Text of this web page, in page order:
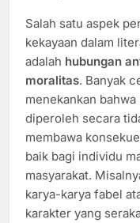
Salah satu aspek
kekayaan dalam
adalah hubungan
moralitas. Banyak
menekankan bahwa
diperoleh secara
membawa
baik bagi individu
masyarakat.
karya-karya fabel
karakter yang